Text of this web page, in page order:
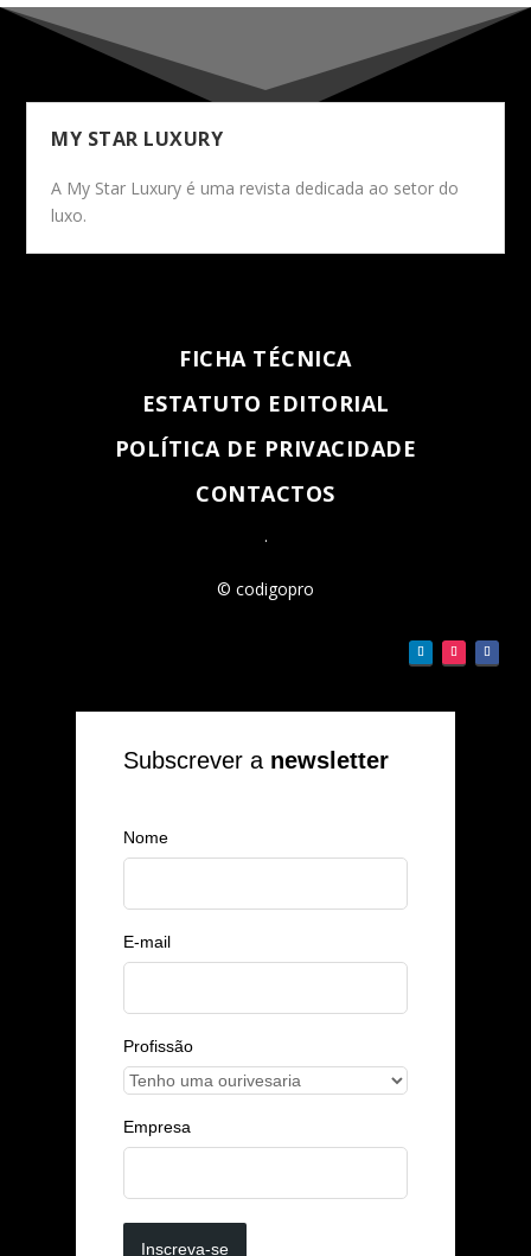
MY STAR LUXURY
A My Star Luxury é uma revista dedicada ao setor do
luxo.
FICHA TÉCNICA
ESTATUTO EDITORIAL
POLÍTICA DE PRIVACIDADE
CONTACTOS
.
© codigopro
Subscrever a newsletter
Nome
E-mail
Profissão
Empresa
Inscreva-se